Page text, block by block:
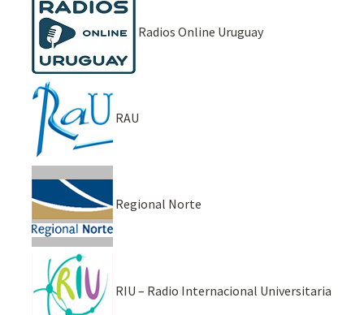
Radios Online Uruguay
RAU
Regional Norte
RIU – Radio Internacional Universitaria